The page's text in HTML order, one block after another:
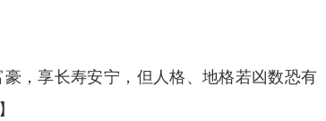
，享长寿安宁，但人格、地格若凶数恐有